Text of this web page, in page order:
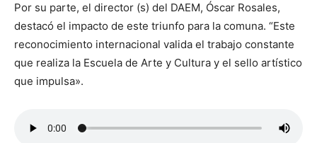
Por su parte, el director (s) del DAEM, Óscar Rosales,
destacó el impacto de este triunfo para la comuna. “Este
reconocimiento internacional valida el trabajo constante
que realiza la Escuela de Arte y Cultura y el sello artístico
que impulsa».